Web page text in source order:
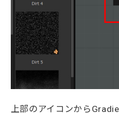
上部のアイコンから